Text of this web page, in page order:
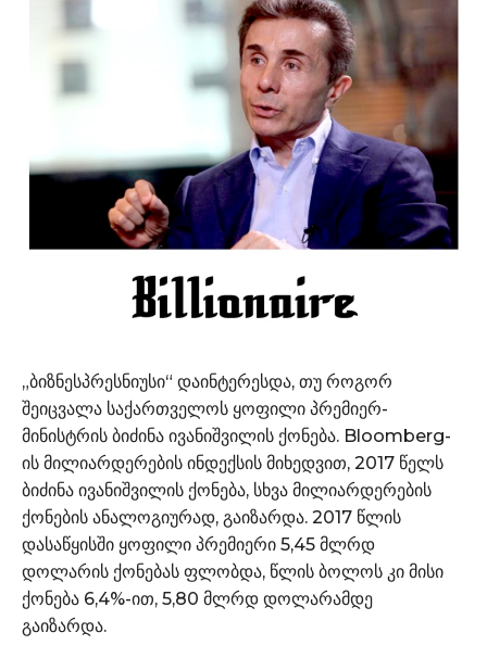
„ბიზნესპრესნიუსი“ დაინტერესდა, თუ როგორ
შეიცვალა საქართველოს ყოფილი პრემიერ-
მინისტრის ბიძინა ივანიშვილის ქონება. Bloomberg-
ის მილიარდერების ინდექსის მიხედვით, 2017 წელს
ბიძინა ივანიშვილის ქონება, სხვა მილიარდერების
ქონების ანალოგიურად, გაიზარდა. 2017 წლის
დასაწყისში ყოფილი პრემიერი 5,45 მლრდ
დოლარის ქონებას ფლობდა, წლის ბოლოს კი მისი
ქონება 6,4%-ით, 5,80 მლრდ დოლარამდე
გაიზარდა.